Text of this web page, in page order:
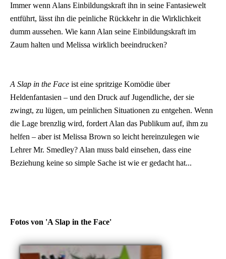
Immer wenn Alans Einbildungskraft ihn in seine Fantasiewelt
entführt, lässt ihn die peinliche Rückkehr in die Wirklichkeit
dumm aussehen. Wie kann Alan seine Einbildungskraft im
Zaum halten und Melissa wirklich beeindrucken?
A Slap in the Face ist eine spritzige Komödie über
Heldenfantasien – und den Druck auf Jugendliche, der sie
zwingt, zu lügen, um peinlichen Situationen zu entgehen. Wenn
die Lage brenzlig wird, fordert Alan das Publikum auf, ihm zu
helfen – aber ist Melissa Brown so leicht hereinzulegen wie
Lehrer Mr. Smedley? Alan muss bald einsehen, dass eine
Beziehung keine so simple Sache ist wie er gedacht hat...
Fotos von 'A Slap in the Face'